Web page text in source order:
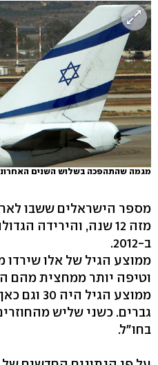
מגמה שהתהפכה בשלוש השנים
מזה 12 שנה, והירידה
ב-2012.
וטיפה יותר ממחצית מהם
ממוצע
גברים. כשני שליש
בחו"ל.